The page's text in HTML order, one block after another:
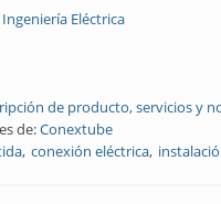
Eléctrica
de producto, servicios y
de:Conextube
conexión eléctrica